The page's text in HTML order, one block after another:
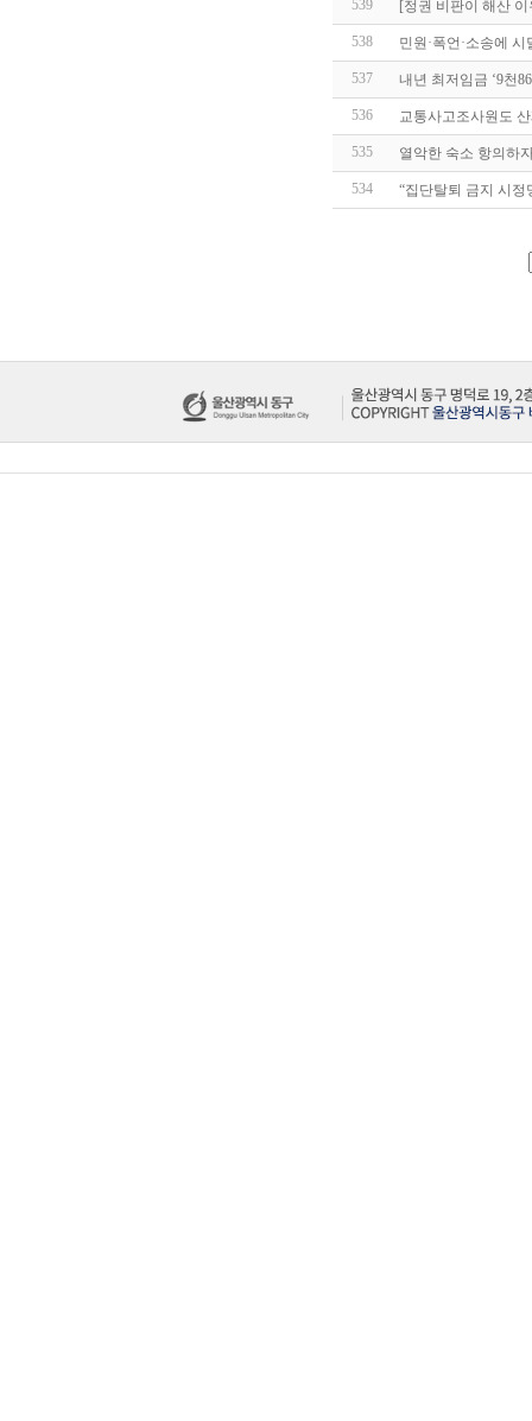
539 [정권 비판이 해산
538 민원·폭언·소송에
537 내년 최저임금 ‘9천
536 교통사고조사원도
535 열악한 숙소 항의하
534 “집단탈퇴 금지 시